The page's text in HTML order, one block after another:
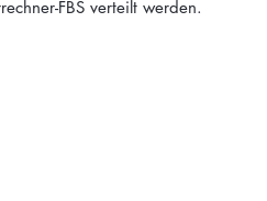
FBS verteilt werden.